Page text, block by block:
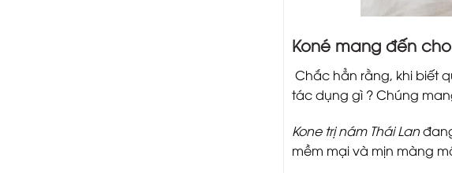
Koné mang đến
Chắc hẳn rằng, khi biết
tác dụng gì ? Chúng
Kone trị nám Thái Lan
mềm mại và mịn màng